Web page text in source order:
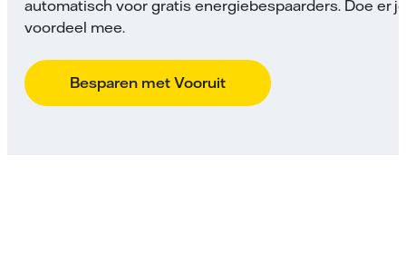
automatisch voor gratis energiebespaarders. Doe er
voordeel mee.
Besparen met Vooruit